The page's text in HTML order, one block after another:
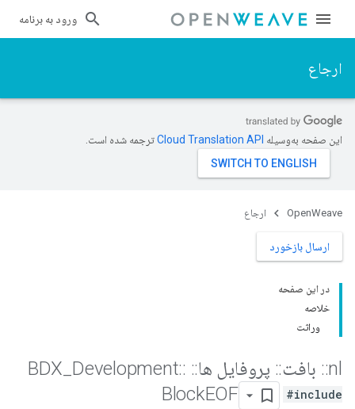
ورود به برنامه
ارجاع
این صفحه به‌وسیله ترجمه شده است.
OpenWeave ارجاع
ارسال بازخورد
در این صفحه
خلاصه
وراثت
nl
:: بافت:: پروفایل ها::
Development::
BlockEOF
#include